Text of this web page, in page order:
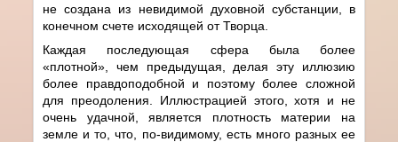
не создана из невидимой духовной субстанции, в
конечном счете исходящей от Творца.
Каждая последующая сфера была более
«плотной», чем предыдущая, делая эту иллюзию
более правдоподобной и поэтому более сложной
для преодоления. Иллюстрацией этого, хотя и не
очень удачной, является плотность материи на
земле и то, что, по-видимому, есть много разных ее